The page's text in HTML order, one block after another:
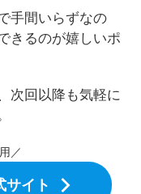
手間いらずなの
きるのが嬉しいポ
次回以降も気軽に
／
イト